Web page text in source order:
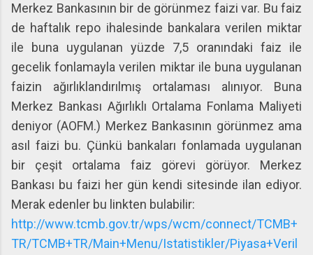
Merkez Bankasının bir de görünmez faizi var. Bu faiz
de haftalık repo ihalesinde bankalara verilen miktar
ile buna uygulanan yüzde 7,5 oranındaki faiz ile
gecelik fonlamayla verilen miktar ile buna uygulanan
faizin ağırlıklandırılmış ortalaması alınıyor. Buna
Merkez Bankası Ağırlıklı Ortalama Fonlama Maliyeti
deniyor (AOFM.) Merkez Bankasının görünmez ama
asıl faizi bu. Çünkü bankaları fonlamada uygulanan
bir çeşit ortalama faiz görevi görüyor. Merkez
Bankası bu faizi her gün kendi sitesinde ilan ediyor.
Merak edenler bu linkten bulabilir:
http://www.tcmb.gov.tr/wps/wcm/connect/TCMB+
TR/TCMB+TR/Main+Menu/Istatistikler/Piyasa+Veril